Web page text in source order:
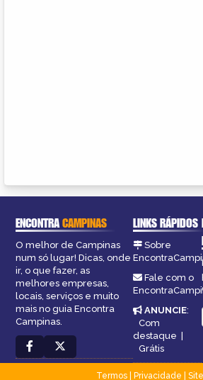
ENCONTRACAMPINAS
O melhor de Campinas
num só lugar! Dicas, onde
ir, o que fazer, as
melhores empresas,
locais, serviços e muito
mais no guia Encontra
Campinas.
LINKS RÁPIDOS
Sobre
Fale com o
ANUNCIE:
Com
destaque |
Grátis
Termos| Privacidade